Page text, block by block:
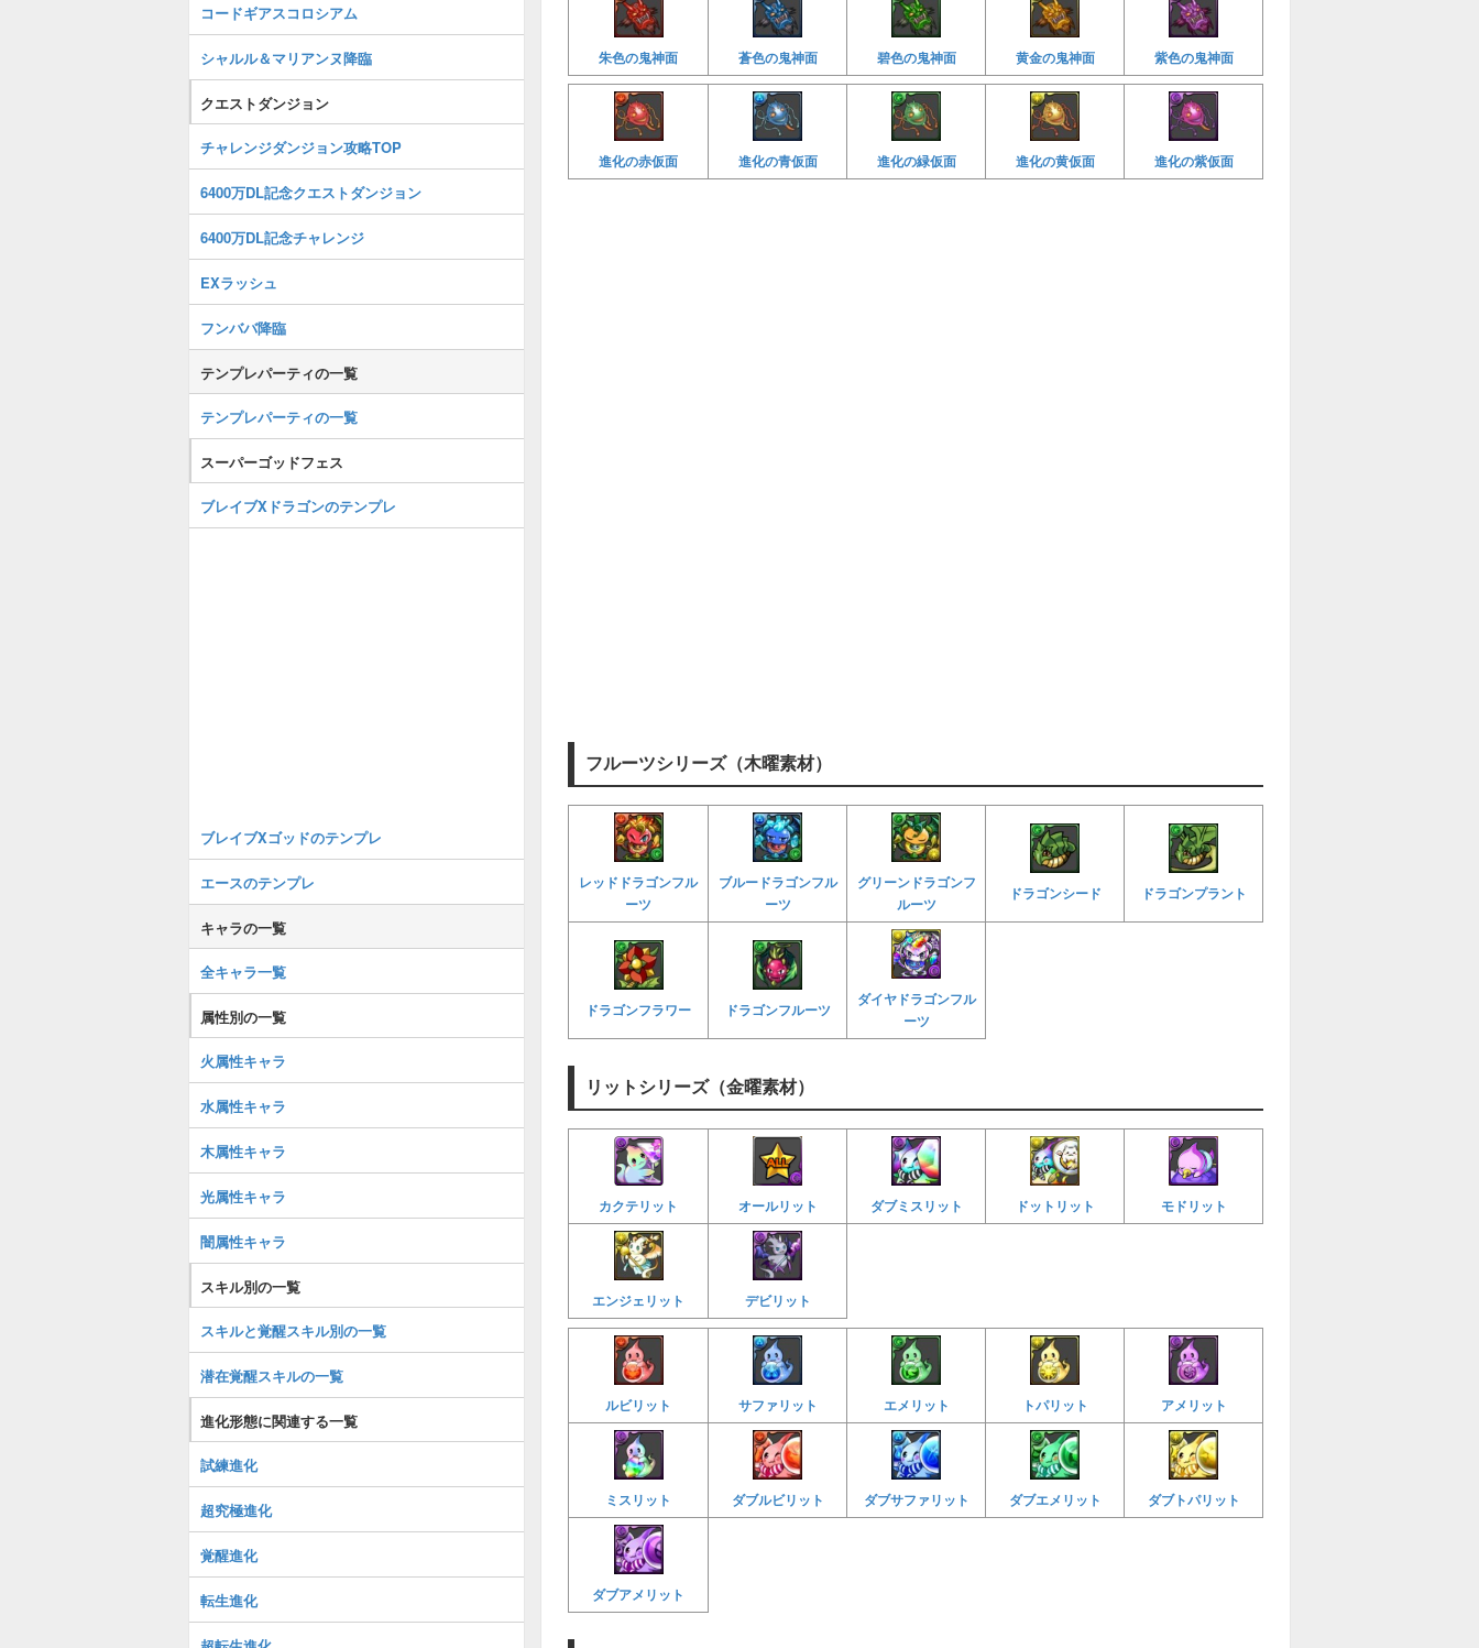
朱色の鬼神面 蒼色の鬼神面 碧色の鬼神面 黄金の鬼神面 紫色の鬼神面
進化の赤仮面 進化の青仮面 進化の緑仮面 進化の黄仮面 進化の紫仮面
フルーツシリーズ（木曜素材）
レッドドラゴンフル
ーツ
ブルードラゴンフル
ーツ
グリーンドラゴンフ
ルーツ
ドラゴンシード ドラゴンプラント
ドラゴンフラワー ドラゴンフルーツ
ダイヤドラゴンフル
ーツ
リットシリーズ（金曜素材）
カクテリット オールリット ダブミスリット ドットリット モドリット
エンジェリット デビリット
ルビリット サファリット エメリット トパリット アメリット
ミスリット ダブルビリット ダブサファリット ダブエメリット ダブトパリット
ダブアメリット
コードギアスコロシアム
シャルル＆マリアンヌ降臨
クエストダンジョン
チャレンジダンジョン攻略TOP
6400万DL記念クエストダンジョン
6400万DL記念チャレンジ
EXラッシュ
フンババ降臨
テンプレパーティの一覧
テンプレパーティの一覧
スーパーゴッドフェス
ブレイブXドラゴンのテンプレ
ブレイブXゴッドのテンプレ
エースのテンプレ
キャラの一覧
全キャラ一覧
属性別の一覧
火属性キャラ
水属性キャラ
木属性キャラ
光属性キャラ
闇属性キャラ
スキル別の一覧
スキルと覚醒スキル別の一覧
潜在覚醒スキルの一覧
進化形態に関連する一覧
試練進化
超究極進化
覚醒進化
転生進化